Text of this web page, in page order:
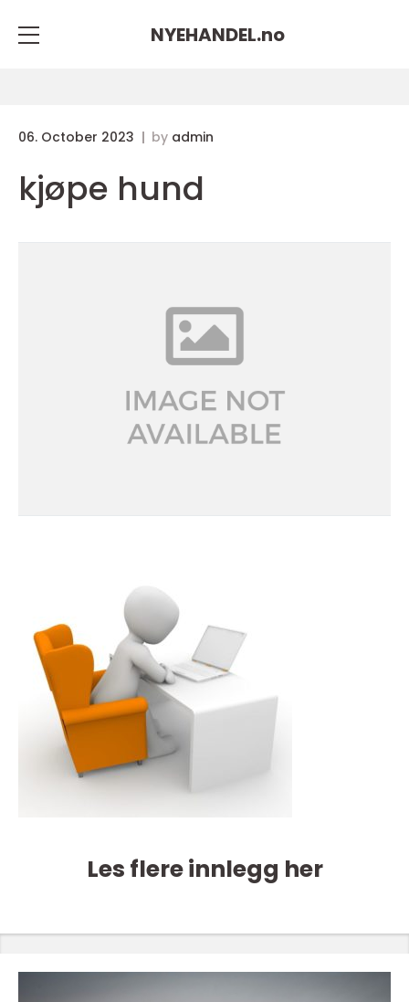
NYEHANDEL.no
06. October 2023 by admin
kjøpe hund
Les flere innlegg her